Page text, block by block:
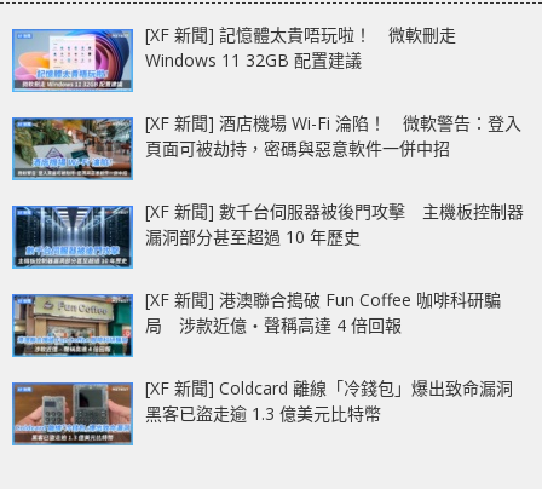
[XF 新聞] 記憶體太貴唔玩啦！ 微軟刪走
Windows 11 32GB 配置建議
[XF 新聞] 酒店機場 Wi-Fi 淪陷！ 微軟警告：登入
頁面可被劫持，密碼與惡意軟件一併中招
[XF 新聞] 數千台伺服器被後門攻擊 主機板控制器
漏洞部分甚至超過 10 年歷史
[XF 新聞] 港澳聯合搗破 Fun Coffee 咖啡科研騙
局 涉款近億‧聲稱高達 4 倍回報
[XF 新聞] Coldcard 離線「冷錢包」爆出致命漏洞
黑客已盜走逾 1.3 億美元比特幣